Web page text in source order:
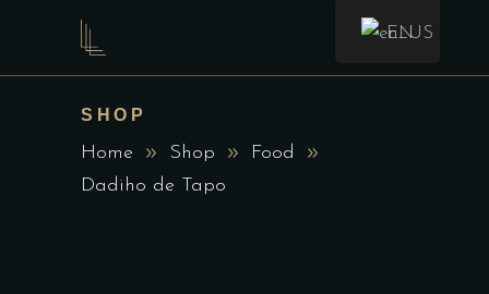
SHOP
Home Shop
Food
Dadiho de Tapo
EN